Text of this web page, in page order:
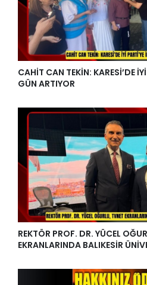
CAHİT CAN TEKİN: KARESİ’DE
GÜN ARTIYOR
REKTÖR PROF. DR. YÜCEL
EKRANLARINDA BALIKESİR